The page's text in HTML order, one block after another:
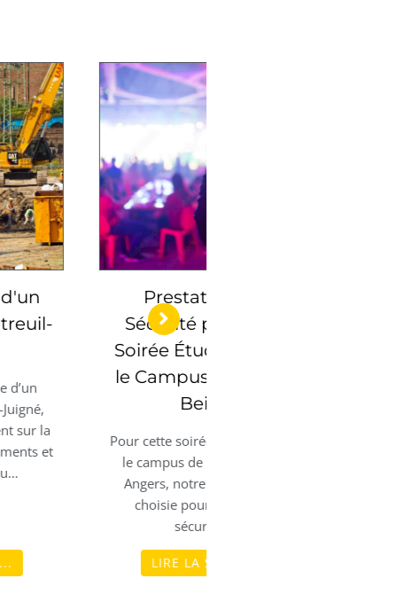
Prestation de
Sécurité pour une
Soirée Étudiante sur
le Campus de Belle-
cette soirée étudiante sur
le campus de Belle-Beille à
Angers, notre équipe a été
choisie pour assurer la